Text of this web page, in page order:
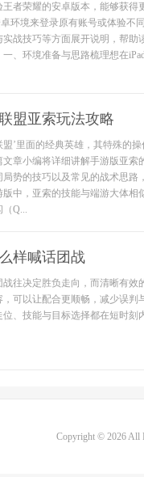
者荣耀的安卓版本，能够获
环境来登录原有账号或体验不
战技巧等方面展开说明，帮助
、环境准备与思路梳理想在
盟亚索玩法攻略
’里面的经典英雄，其特殊的
文章小编将详细讲解手游版亚
势的技巧以及常见的战术思
中，亚索的技能与端游大体相
Q...
样喊话团战
往决定胜负走向，而清晰有
可以让配合更顺畅，减少误
位、技能与目标选择都在短时刻
Copyright © 2026 All